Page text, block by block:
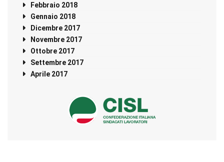
Febbraio 2018
Gennaio 2018
Dicembre 2017
Novembre 2017
Ottobre 2017
Settembre 2017
Aprile 2017